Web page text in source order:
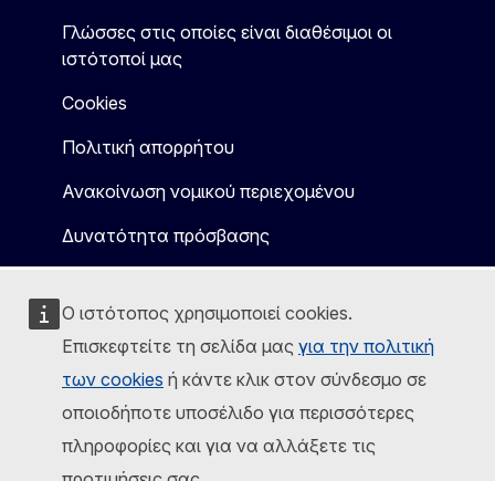
Ο ιστότοπος χρησιμοποιεί cookies.
Επισκεφτείτε τη σελίδα μας για την πολιτική
των cookies ή κάντε κλικ στον σύνδεσμο σε
οποιοδήποτε υποσέλιδο για περισσότερες
πληροφορίες και για να αλλάξετε τις
Γλώσσες στις οποίες είναι διαθέσιμοι οι
ιστότοποί μας
Cookies
Πολιτική απορρήτου
Ανακοίνωση νομικού περιεχομένου
Δυνατότητα πρόσβασης